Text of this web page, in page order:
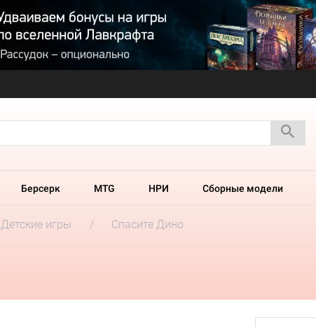
Берсерк MTG НРИ Сборные модели
Детские игры Спасите Дино